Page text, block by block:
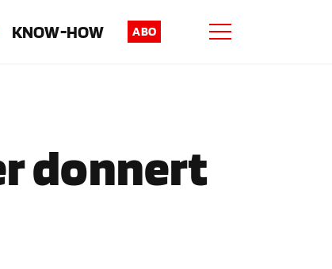
KNOW-HOW ABO
donnert